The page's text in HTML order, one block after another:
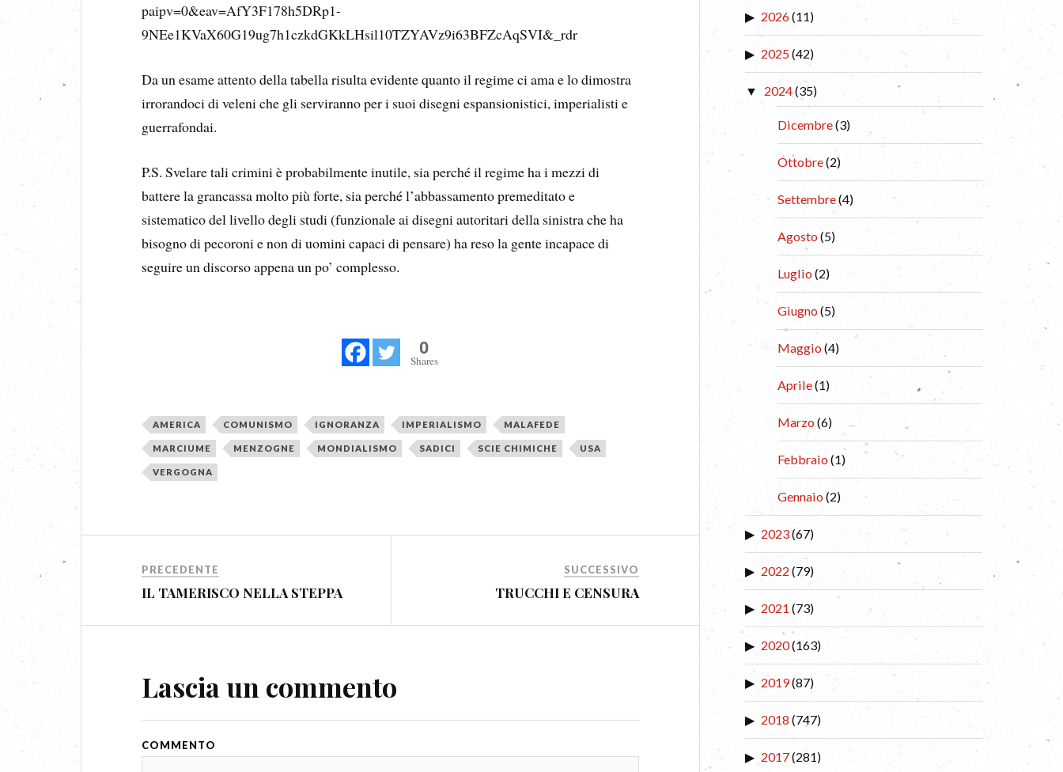
paipv=0&eav=AfY3F178h5DRp1-
9NEe1KVaX60G19ug7h1czkdGKkLHsil10TZYAVz9i63BFZcAqSVI&_rdr
Da un esame attento della tabella risulta evidente quanto il regime ci ama e lo dimostra
irrorandoci di veleni che gli serviranno per i suoi disegni espansionistici, imperialisti e
guerrafondai.
P.S. Svelare tali crimini è probabilmente inutile, sia perché il regime ha i mezzi di
battere la grancassa molto più forte, sia perché l’abbassamento premeditato e
sistematico del livello degli studi (funzionale ai disegni autoritari della sinistra che ha
bisogno di pecoroni e non di uomini capaci di pensare) ha reso la gente incapace di
seguire un discorso appena un po’ complesso.
0
Shares
AMERICA COMUNISMO IGNORANZA IMPERIALISMO MALAFEDE
MARCIUME MENZOGNE MONDIALISMO SADICI SCIE CHIMICHE USA
VERGOGNA
PRECEDENTE
IL TAMERISCO NELLA STEPPA
SUCCESSIVO
TRUCCHI E CENSURA
Lascia un commento
COMMENTO
2026(11)
2025(42)
2024(35)
Dicembre(3)
Ottobre(2)
Settembre(4)
Agosto(5)
Luglio (2)
Giugno(5)
Maggio (4)
Aprile(1)
Marzo(6)
Febbraio(1)
Gennaio(2)
2023(67)
2022 (79)
2021 (73)
2020(163)
2019(87)
2018 (747)
2017(281)